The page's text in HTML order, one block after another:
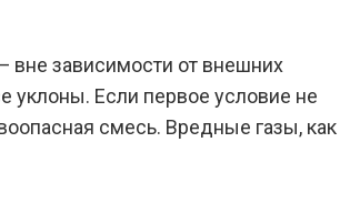
вне зависимости от внешних
Если первое условие не
смесь. Вредные газы, как